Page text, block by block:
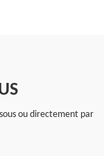
ou directement par